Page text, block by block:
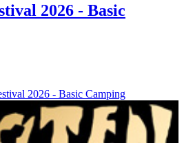
2026 - Basic
2026 - Basic Camping